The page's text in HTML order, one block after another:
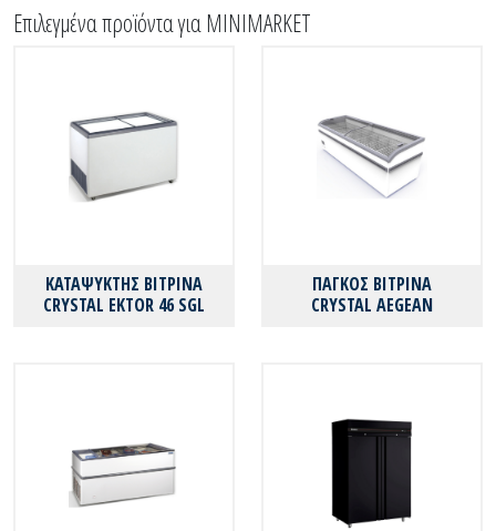
Επιλεγμένα προϊόντα για MINIMARKET
ΚΑΤΑΨΥΚΤΗΣ ΒΙΤΡΙΝΑ
CRYSTAL EKTOR 46 SGL
ΠΑΓΚΟΣ ΒΙΤΡΙΝΑ
CRYSTAL AEGEAN